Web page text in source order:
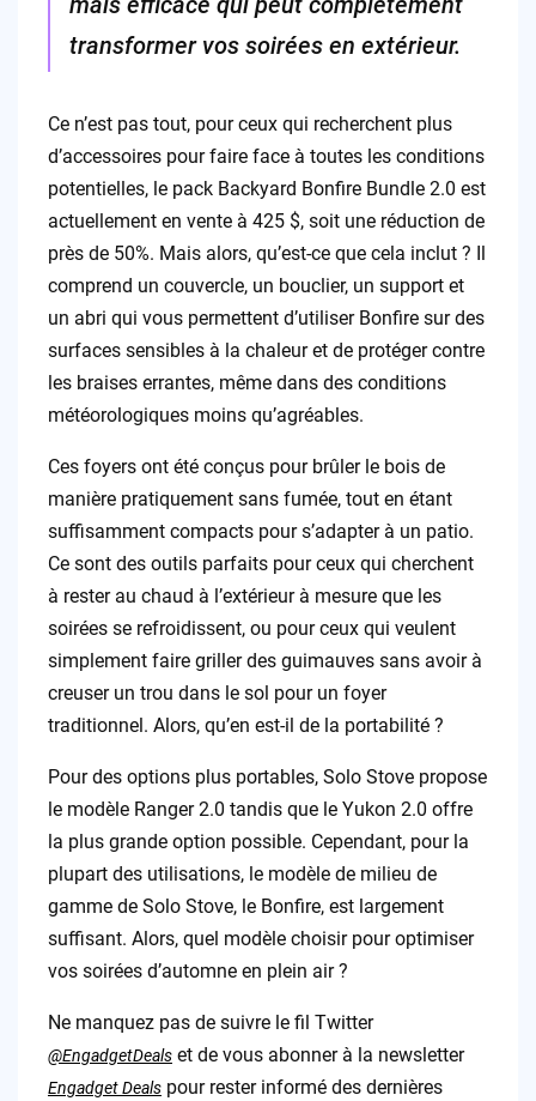
transformer vos soirées en extérieur.
Ce n’est pas tout, pour ceux qui recherchent plus
d’accessoires pour faire face à toutes les conditions
potentielles, le pack Backyard Bonfire Bundle 2.0 est
actuellement en vente à 425 $, soit une réduction de
près de 50%. Mais alors, qu’est-ce que cela inclut ? Il
comprend un couvercle, un bouclier, un support et
un abri qui vous permettent d’utiliser Bonfire sur des
surfaces sensibles à la chaleur et de protéger contre
les braises errantes, même dans des conditions
météorologiques moins qu’agréables.
Ces foyers ont été conçus pour brûler le bois de
manière pratiquement sans fumée, tout en étant
suffisamment compacts pour s’adapter à un patio.
Ce sont des outils parfaits pour ceux qui cherchent
à rester au chaud à l’extérieur à mesure que les
soirées se refroidissent, ou pour ceux qui veulent
simplement faire griller des guimauves sans avoir à
creuser un trou dans le sol pour un foyer
traditionnel. Alors, qu’en est-il de la portabilité ?
Pour des options plus portables, Solo Stove propose
le modèle Ranger 2.0 tandis que le Yukon 2.0 offre
la plus grande option possible. Cependant, pour la
plupart des utilisations, le modèle de milieu de
gamme de Solo Stove, le Bonfire, est largement
suffisant. Alors, quel modèle choisir pour optimiser
vos soirées d’automne en plein air ?
Ne manquez pas de suivre le fil Twitter
@EngadgetDealset de vous abonner à la newsletter
Engadget Dealspour rester informé des dernières